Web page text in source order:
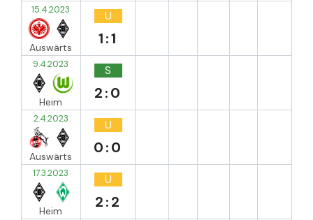
15.4.2023
Auswärts
U
1:1
9.4.2023
Heim
S
2:0
2.4.2023
Auswärts
U
0:0
17.3.2023
Heim
U
2:2